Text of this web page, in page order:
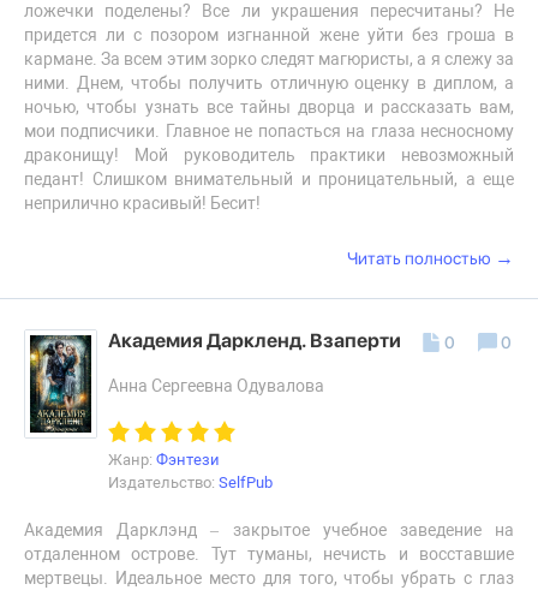
ложечки поделены? Все ли украшения пересчитаны? Не
придется ли с позором изгнанной жене уйти без гроша в
кармане. За всем этим зорко следят магюристы, а я слежу за
ними. Днем, чтобы получить отличную оценку в диплом, а
ночью, чтобы узнать все тайны дворца и рассказать вам,
мои подписчики. Главное не попасться на глаза несносному
драконищу! Мой руководитель практики невозможный
педант! Слишком внимательный и проницательный, а еще
неприлично красивый! Бесит!
Читать полностью →
Академия Даркленд. Взаперти
Анна Сергеевна Одувалова
Жанр: Фэнтези
Издательство: SelfPub
Академия Дарклэнд – закрытое учебное заведение на
отдаленном острове. Тут туманы, нечисть и восставшие
мертвецы. Идеальное место для того, чтобы убрать с глаз
0 0